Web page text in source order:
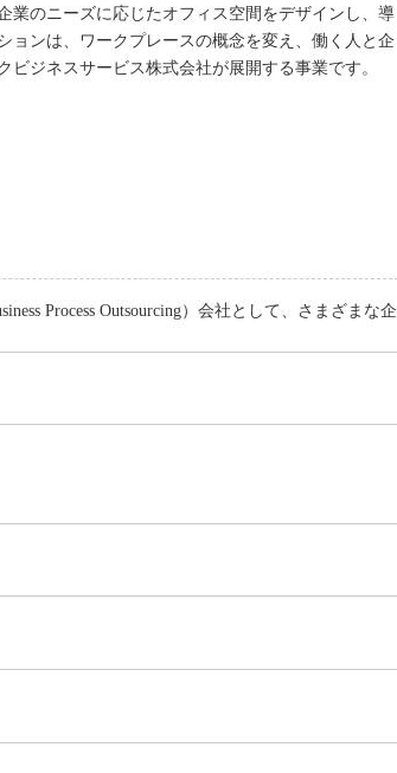
業のニーズに応じたオフィス空間をデザインし、導
ョンは、ワークプレースの概念を変え、働く人と企
ジネスサービス株式会社が展開する事業です。
Process Outsourcing）会社として、さまざまな企